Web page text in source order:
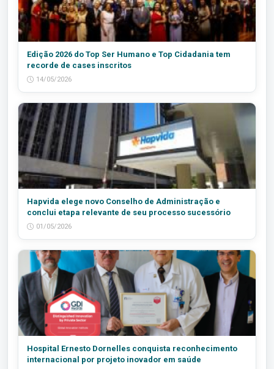
Edição 2026 do Top Ser Humano e Top Cidadania tem
recorde de cases inscritos
14/05/2026
Hapvida elege novo Conselho de Administração e
conclui etapa relevante de seu processo sucessório
01/05/2026
Hospital Ernesto Dornelles conquista reconhecimento
internacional por projeto inovador em saúde